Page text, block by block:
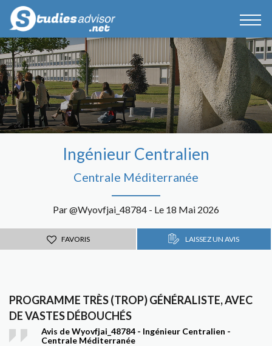
Ingénieur Centralien
Centrale Méditerranée
Par @Wyovfjai_48784 - Le 18 Mai 2026
FAVORIS LAISSEZ UN AVIS
PROGRAMME TRÈS (TROP) GÉNÉRALISTE, AVEC
DE VASTES DÉBOUCHÉS
Avis de Wyovfjai_48784 - Ingénieur Centralien -
Centrale Méditerranée